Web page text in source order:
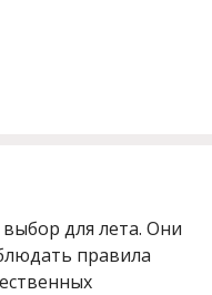
для лета. Они
правила